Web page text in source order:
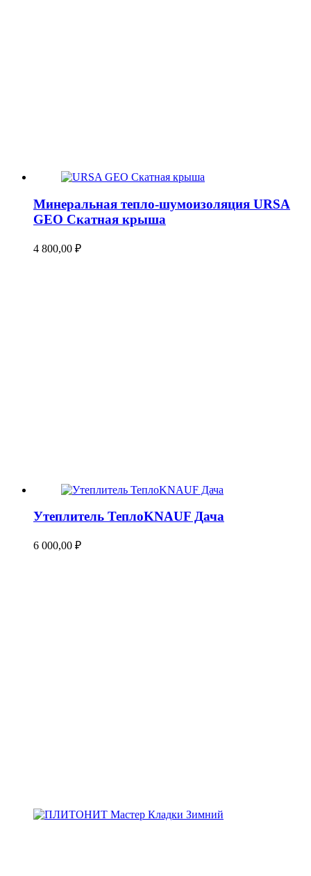
Минеральная тепло-шумоизоляция URSA
GEO Скатная крыша
4 800,00 ₽
Утеплитель ТеплоKNAUF Дача
6 000,00 ₽